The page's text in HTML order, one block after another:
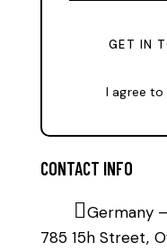
I agree to
CONTACT INFO
Germany
785 15h Street,